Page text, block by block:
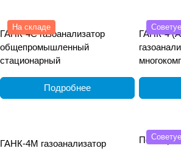
На складе
ГАНК-4С газоанализатор
общепромышленный
стационарный
Подробнее
ГАНК-4
ГАНК-4М газоанализатор
По